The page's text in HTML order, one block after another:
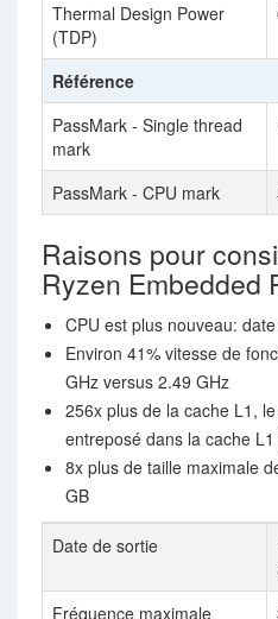
Thermal Design Power
(TDP)
Référence
PassMark - Single thread
mark
PassMark - CPU mark
Raisons pour
Ryzen Embedded
CPU est plus nouveau:
Environ 41% vitesse de
GHz versus 2.49 GHz
256x plus de la cache L1,
entreposé dans la cache
8x plus de taille maximale
GB
Date de sortie
Fréquence maximale